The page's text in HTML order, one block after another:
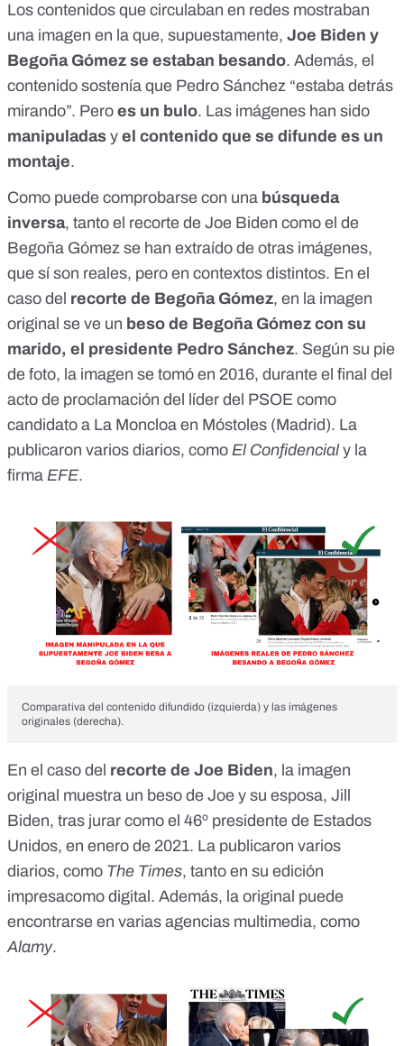
Los contenidos que circulaban en redes mostraban
una imagen en la que, supuestamente, Joe Biden y
Begoña Gómez se estaban besando. Además, el
contenido sostenía que Pedro Sánchez “estaba detrás
mirando”. Pero es un bulo. Las imágenes han sido
manipuladas y el contenido que se difunde es un
montaje.
Como puede comprobarse con una búsqueda
inversa, tanto el recorte de Joe Biden como el de
Begoña Gómez se han extraído de otras imágenes,
que sí son reales, pero en contextos distintos. En el
caso del recorte de Begoña Gómez, en la imagen
original se ve un beso de Begoña Gómez con su
marido, el presidente Pedro Sánchez. Según su pie
de foto, la imagen se tomó en 2016, durante el final del
acto de proclamación del líder del PSOE como
candidato a La Moncloa en Móstoles (Madrid). La
publicaron varios diarios, como El Confidencialy la
firma EFE.
Comparativa del contenido difundido (izquierda) y las imágenes
originales (derecha).
En el caso del recorte de Joe Biden, la imagen
original muestra un beso de Joe y su esposa, Jill
Biden, tras jurar como el 46º presidente de Estados
Unidos, en enero de 2021. La publicaron varios
diarios, como The Times, tanto en su edición
impresacomo digital. Además, la original puede
encontrarse en varias agencias multimedia, como
Alamy.